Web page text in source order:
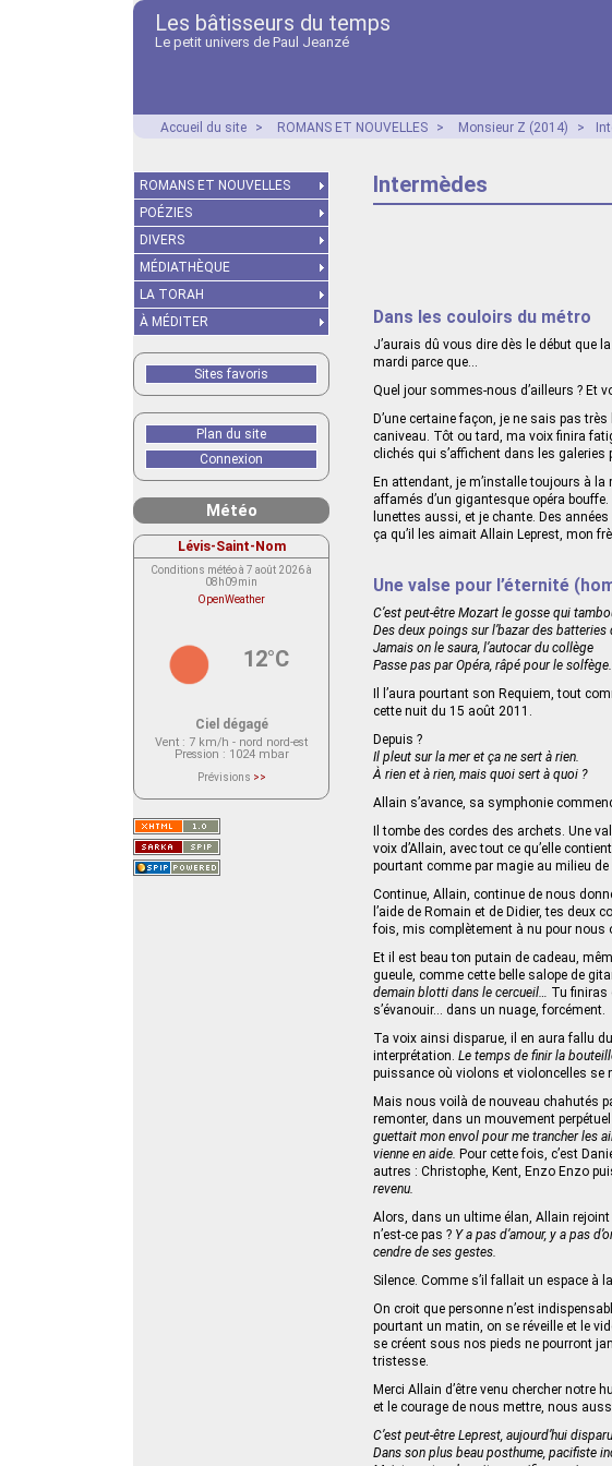
Les bâtisseurs du temps
Le petit univers de Paul Jeanzé
Accueil du site > ROMANS ET NOUVELLES > Monsieur Z (2014) >
Intermèdes
Dans les couloirs du métro
J’aurais dû vous dire dès le début que
mardi parce que…
Quel jour sommes-nous d’ailleurs ? Et
D’une certaine façon, je ne sais pas
caniveau. Tôt ou tard, ma voix finira
clichés qui s’affichent dans les
En attendant, je m’installe toujours à
affamés d’un gigantesque opéra
lunettes aussi, et je chante. Des
ça qu’il les aimait Allain Leprest, mon
Une valse pour l’éternité
C’est peut-être Mozart le gosse qui
Des deux poings sur l’bazar des batteries
Jamais on le saura, l’autocar du collège
Passe pas par Opéra, râpé pour le solfège.
Il l’aura pourtant son Requiem, tout
cette nuit du 15 août 2011.
Depuis ?
Il pleut sur la mer et ça ne sert à rien.
À rien et à rien, mais quoi sert à quoi ?
Allain s’avance, sa symphonie
Il tombe des cordes des archets. Une
voix d’Allain, avec tout ce qu’elle
pourtant comme par magie au milieu
Continue, Allain, continue de nous
l’aide de Romain et de Didier, tes deux
fois, mis complètement à nu pour nous
Et il est beau ton putain de cadeau,
gueule, comme cette belle salope de
demain blotti dans le cercueil… Tu finiras
s’évanouir… dans un nuage, forcément.
Ta voix ainsi disparue, il en aura fallu
interprétation. Le temps de finir la
puissance où violons et violoncelles se
Mais nous voilà de nouveau chahutés
remonter, dans un mouvement
guettait mon envol pour me trancher les
vienne en aide. Pour cette fois, c’est
autres : Christophe, Kent, Enzo Enzo
revenu.
Alors, dans un ultime élan, Allain rejoint
n’est-ce pas ? Y a pas d’amour, y a pas
cendre de ses gestes.
Silence. Comme s’il fallait un espace à
On croit que personne n’est
pourtant un matin, on se réveille et le
se créent sous nos pieds ne pourront
tristesse.
Merci Allain d’être venu chercher notre
et le courage de nous mettre, nous
C’est peut-être Leprest, aujourd’hui disparu
Dans son plus beau posthume, pacifiste
ROMANS ET NOUVELLES
POÉZIES
DIVERS
MÉDIATHÈQUE
LA TORAH
À MÉDITER
Sites favoris
Plan du site
Connexion
Météo
Lévis-Saint-Nom
Conditions météo à 7 août 2026 à
08h09min
OpenWeather
12°C
Ciel dégagé
Vent : 7 km/h - nord nord-est
Pression : 1024 mbar
Prévisions >>
actuellement aucune prévision
Saint-Nom.
Veuillez consulter le message du
service ci-dessous.
(401 - Invalid API key. Please see
https://openweathermap.org/faq#error401